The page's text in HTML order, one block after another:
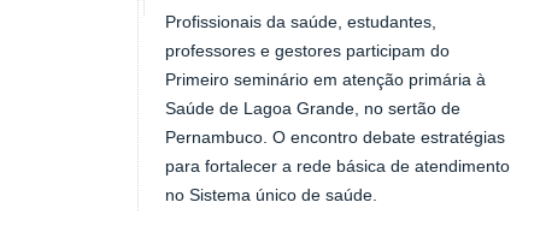
Profissionais da saúde, estudantes,
professores e gestores participam do
Primeiro seminário em atenção primária à
Saúde de Lagoa Grande, no sertão de
Pernambuco. O encontro debate estratégias
para fortalecer a rede básica de atendimento
no Sistema único de saúde.